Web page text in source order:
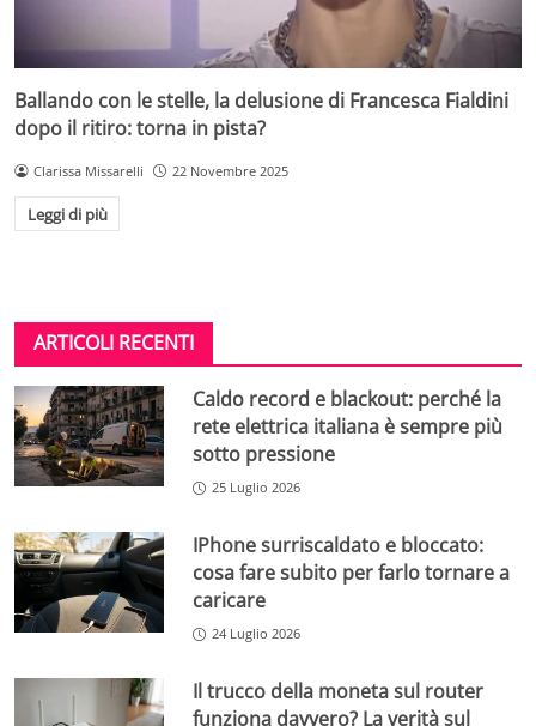
Ballando con le stelle, la delusione di Francesca Fialdini
dopo il ritiro: torna in pista?
Clarissa Missarelli 22 Novembre 2025
Leggi di più
ARTICOLI RECENTI
Caldo record e blackout: perché la
rete elettrica italiana è sempre più
sotto pressione
25 Luglio 2026
IPhone surriscaldato e bloccato:
cosa fare subito per farlo tornare a
caricare
24 Luglio 2026
Il trucco della moneta sul router
funziona davvero? La verità sul